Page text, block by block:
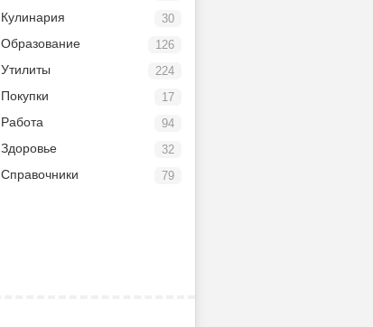
30
Кулинария
126
Образование
224
Утилиты
17
Покупки
94
Работа
32
Здоровье
79
Справочники